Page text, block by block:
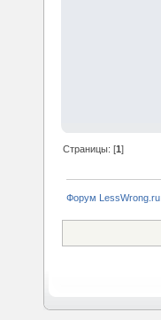
Страницы: [1]
Форум LessWrong.ru